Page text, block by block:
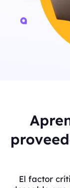
El factor